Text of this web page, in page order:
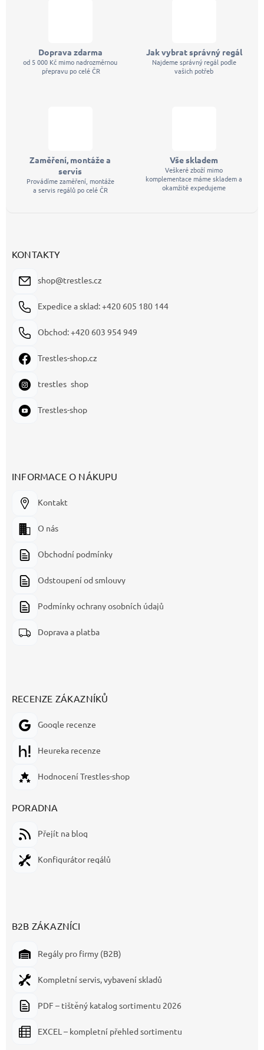
Doprava zdarma
od 5 000 Kč mimo nadrozměrnou
přepravu po celé ČR
Jak vybrat správný regál
Najdeme správný regál podle
vašich potřeb
Zaměření, montáže a
servis
Provádíme zaměření, montáže
a servis regálů po celé ČR
Vše skladem
Veškeré zboží mimo
komplementace máme skladem a
okamžitě expedujeme
KONTAKTY
shop@trestles.cz
Expedice a sklad: +420 605 180 144
Obchod: +420 603 954 949
Trestles-shop.cz
trestles_shop
Trestles-shop
INFORMACE O NÁKUPU
Kontakt
O nás
Obchodní podmínky
Odstoupení od smlouvy
Podmínky ochrany osobních údajů
Doprava a platba
RECENZE ZÁKAZNÍKŮ
Google recenze
Heureka recenze
Hodnocení Trestles-shop
PORADNA
Přejít na blog
Konfigurátor regálů
B2B ZÁKAZNÍCI
Regály pro firmy (B2B)
Kompletní servis, vybavení skladů
PDF – tištěný katalog sortimentu 2026
EXCEL – kompletní přehled sortimentu